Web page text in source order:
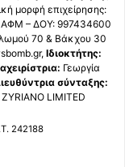
μορφή επιχείρησης:
ΑΦΜ – ΔΟΥ: 997434600
70 & Βάκχου 30
Ιδιοκτήτης:
Γεωργία
σύνταξης:
LIMITED
242188